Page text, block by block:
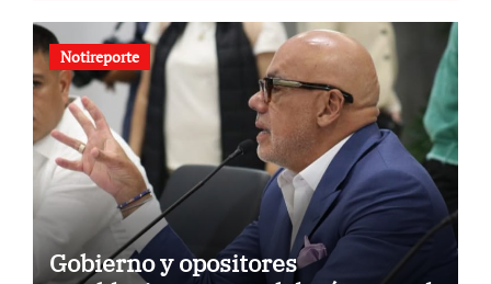
Notireporte
Gobierno y opositores